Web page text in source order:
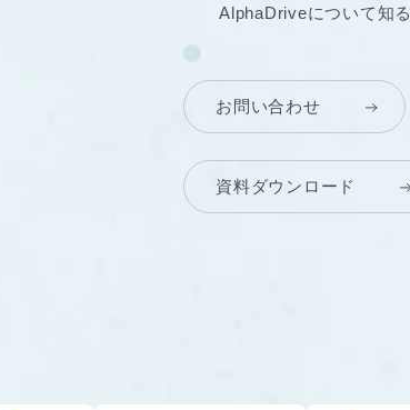
AlphaDriveについて知る
お問い合わせ
資料ダウンロード